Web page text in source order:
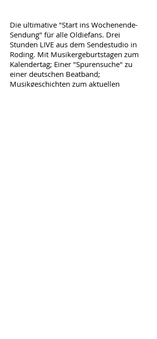
Die ultimative "Start ins Wochenende-
Sendung" für alle Oldiefans. Drei
Stunden LIVE aus dem Sendestudio in
Roding. Mit Musikergeburtstagen zum
Kalendertag; Einer "Spurensuche" zu
einer deutschen Beatband;
Musikgeschichten zum aktuellen